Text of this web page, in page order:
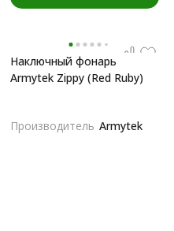
Наключный фонарь
Armytek Zippy (Red Ruby)
Производитель Armytek